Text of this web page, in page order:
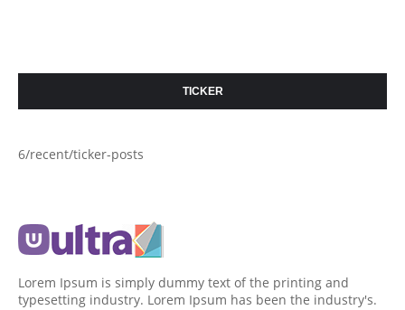
TICKER
6/recent/ticker-posts
Lorem Ipsum is simply dummy text of the printing and
typesetting industry. Lorem Ipsum has been the industry's.